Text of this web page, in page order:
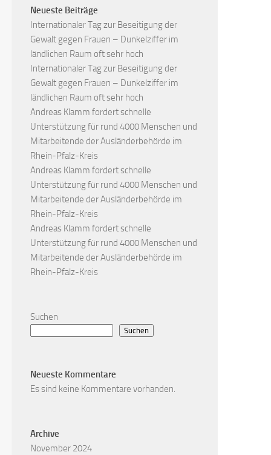
Neueste Beiträge
Internationaler Tag zur Beseitigung der
Gewalt gegen Frauen – Dunkelziffer im
ländlichen Raum oft sehr hoch
Internationaler Tag zur Beseitigung der
Gewalt gegen Frauen – Dunkelziffer im
ländlichen Raum oft sehr hoch
Andreas Klamm fordert schnelle
Unterstützung für rund 4000 Menschen und
Mitarbeitende der Ausländerbehörde im
Rhein-Pfalz-Kreis
Andreas Klamm fordert schnelle
Unterstützung für rund 4000 Menschen und
Mitarbeitende der Ausländerbehörde im
Rhein-Pfalz-Kreis
Andreas Klamm fordert schnelle
Unterstützung für rund 4000 Menschen und
Mitarbeitende der Ausländerbehörde im
Rhein-Pfalz-Kreis
Suchen
Suchen
Neueste Kommentare
Es sind keine Kommentare vorhanden.
Archive
November 2024